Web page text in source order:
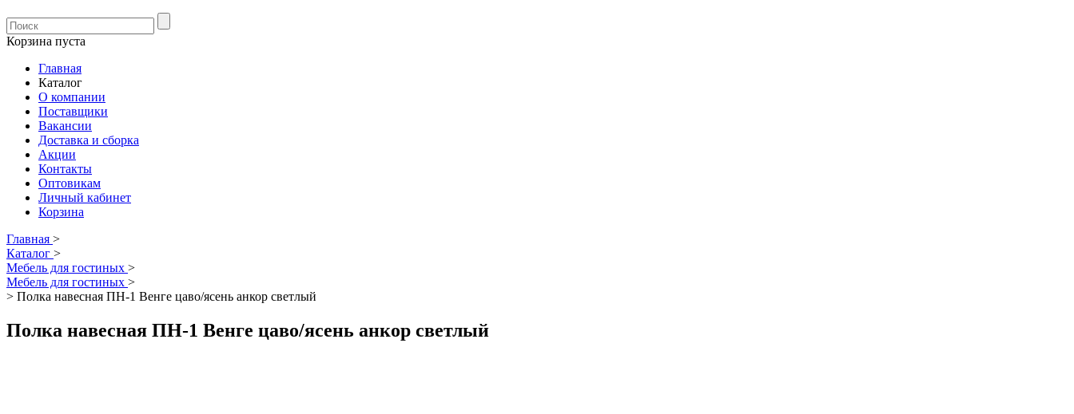
Корзина пуста
Главная
Каталог
О компании
Поставщики
Вакансии
Доставка и сборка
Акции
Контакты
Оптовикам
Личный кабинет
Корзина
Главная >
Каталог >
Мебель для гостиных >
Мебель для гостиных >
> Полка навесная ПН-1 Венге цаво/ясень анкор светлый
Полка навесная ПН-1 Венге цаво/ясень анкор светлый